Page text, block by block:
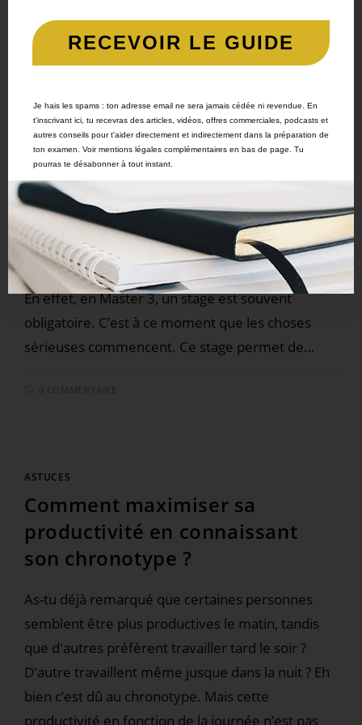
1 COMMENTAIRE
EXAMEN
Comment un stage en Licence
peut booster son CV
Tu le sais, pour devenir Commissaire de justice, il
faut être titulaire d’un master 2 de droit. Mais
pourquoi pas faire un premier stage en licence ?
En effet, en Master 3, un stage est souvent
obligatoire. C’est à ce moment que les choses
sérieuses commencent. Ce stage permet de…
ASTUCES
Comment maximiser sa
productivité en connaissant
son chronotype ?
As-tu déjà remarqué que certaines personnes
semblent être plus productives le matin, tandis
que d'autres préfèrent travailler tard le soir ?
D'autre travaillent même jusque dans la nuit ? Eh
bien c’est dû au chronotype. Mais cette
productivité en fonction de la journée n’est pas
RECEVOIR LE GUIDE
Je hais les spams : ton adresse email ne sera jamais cédée ni revendue. En
t'inscrivant ici, tu recevras des articles, vidéos, offres commerciales, podcasts et
autres conseils pour t'aider directement et indirectement dans la préparation de
ton examen. Voir mentions légales complémentaires en bas de page. Tu
pourras te désabonner à tout instant.